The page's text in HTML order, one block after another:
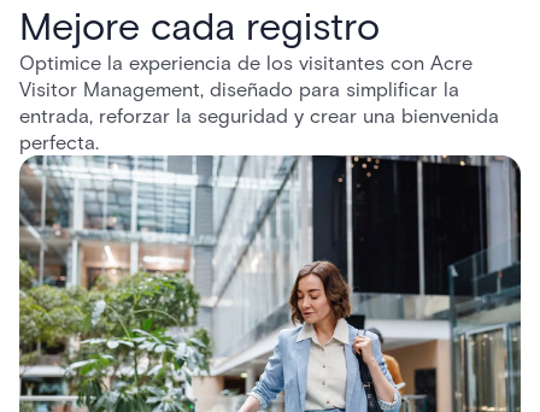
Mejore cada registro
Optimice la experiencia de los visitantes con Acre
Visitor Management, diseñado para simplificar la
entrada, reforzar la seguridad y crear una bienvenida
perfecta.